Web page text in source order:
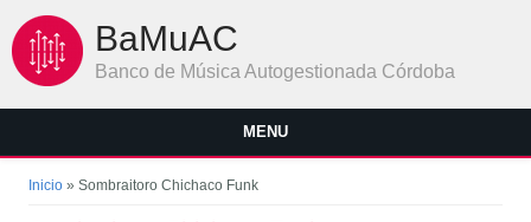
BaMuAC
Banco de Música Autogestionada Córdoba
MENU
Se encuentra usted aquí
Inicio » Sombraitoro Chichaco Funk